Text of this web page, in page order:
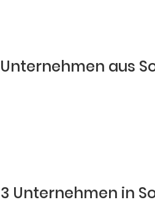
Unternehmen aus
3 Unternehmen in